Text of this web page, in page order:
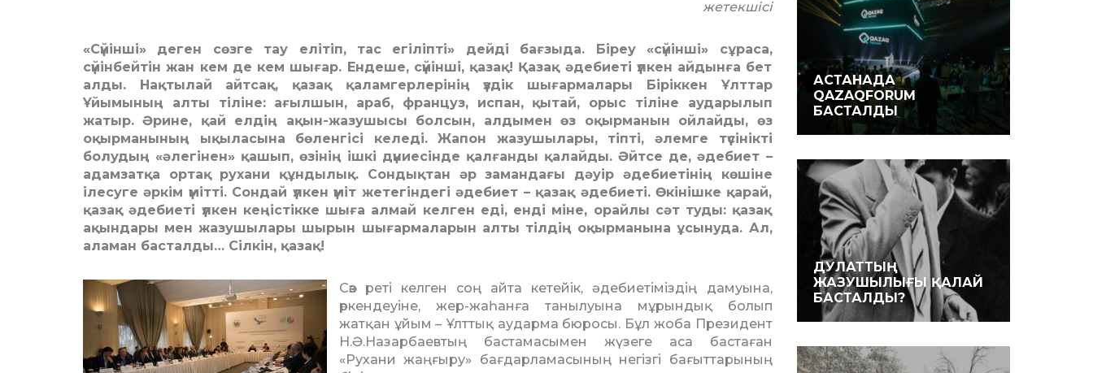
жетекшісі
«Сүйінші» деген сөзге тау елітіп, тас егіліпті» дейді бағзыда. Біреу «сүйінші» сұраса,
сүйінбейтін жан кем де кем шығар. Ендеше, сүйінші, қазақ! Қазақ әдебиеті үлкен айдынға бет
алды. Нақтылай айтсақ, қазақ қаламгерлерінің үздік шығармалары Біріккен Ұлттар
Ұйымының алты тіліне: ағылшын, араб, француз, испан, қытай, орыс тіліне аударылып
жатыр. Әрине, қай елдің ақын-жазушысы болсын, алдымен өз оқырманын ойлайды, өз
оқырманының ықыласына бөленгісі келеді. Жапон жазушылары, тіпті, әлемге түсінікті
болудың «әлегінен» қашып, өзінің ішкі дүниесінде қалғанды қалайды. Әйтсе де, әдебиет –
адамзатқа ортақ рухани құндылық. Сондықтан әр замандағы дәуір әдебиетінің көшіне
ілесуге әркім үмітті. Сондай үлкен үміт жетегіндегі әдебиет – қазақ әдебиеті. Өкінішке қарай,
қазақ әдебиеті үлкен кеңістікке шыға алмай келген еді, енді міне, орайлы сәт туды: қазақ
ақындары мен жазушылары шырын шығармаларын алты тілдің оқырманына ұсынуда. Ал,
аламан басталды… Сілкін, қазақ!
Сөз реті келген соң айта ке­тейік, әдебиетіміздің дамуына,
өркендеуіне, жер-жаһанға танылуы­на мұрындық болып
жатқан ұйым – Ұлттық аударма бюросы. Бұл жоба Президент
Н.Ә.Назарбаевтың бастамасымен жүзеге аса бастаған
«Рухани жаң­ғыру» бағдарламасының негізгі бағыттарының
АСТАНАДА
QAZAQFORUM
БАСТАЛДЫ
ДУЛАТТЫҢ
ЖАЗУШЫЛЫҒЫ ҚАЛАЙ
БАСТАЛДЫ?